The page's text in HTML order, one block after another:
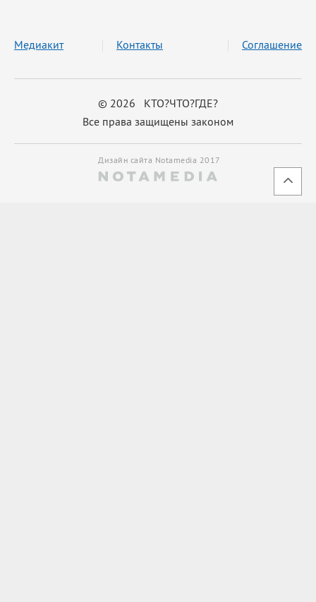
© 2026 КТО?ЧТО?ГДЕ?
Все права защищены законом
Медиакит Контакты Соглашение
Дизайн сайта Notamedia 2017